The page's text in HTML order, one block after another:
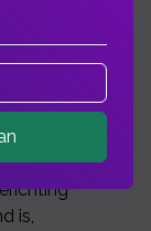
op
u
is,